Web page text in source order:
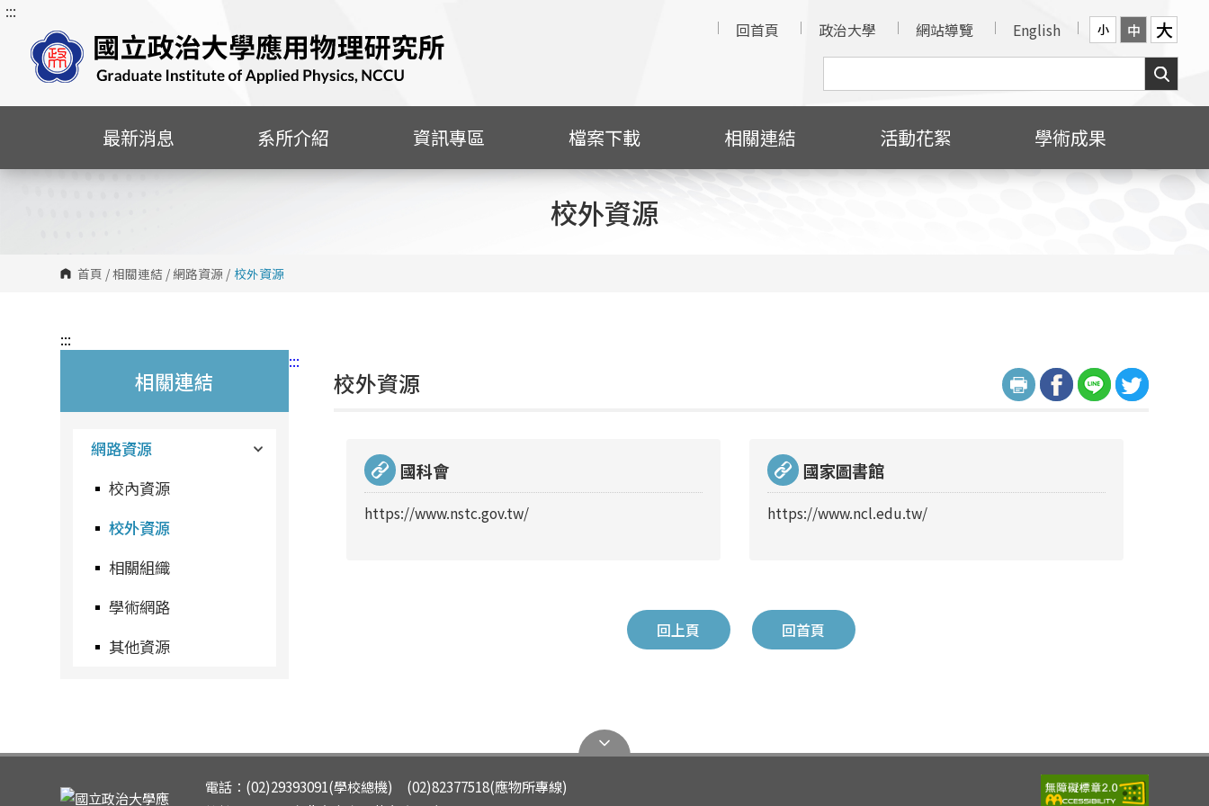
跳
內
塊
:::
回首頁
政治大學 網站導覽 English 小 中 大
最新消息 系所介紹 資訊專區 檔案下載 相關連結 活動花絮 學術成果
校外資源
首頁 /相關連結 / 網路資源 / 校外資源
:::
相關連結
網路資源
校內資源
校外資源
相關組織
學術網路
其他資源
:::
校外資源
國科會
https://www.nstc.gov.tw/
國家圖書館
https://www.ncl.edu.tw/
回上頁 回首頁
電話：(02)29393091(學校總機) (02)82377518(應物所專線)